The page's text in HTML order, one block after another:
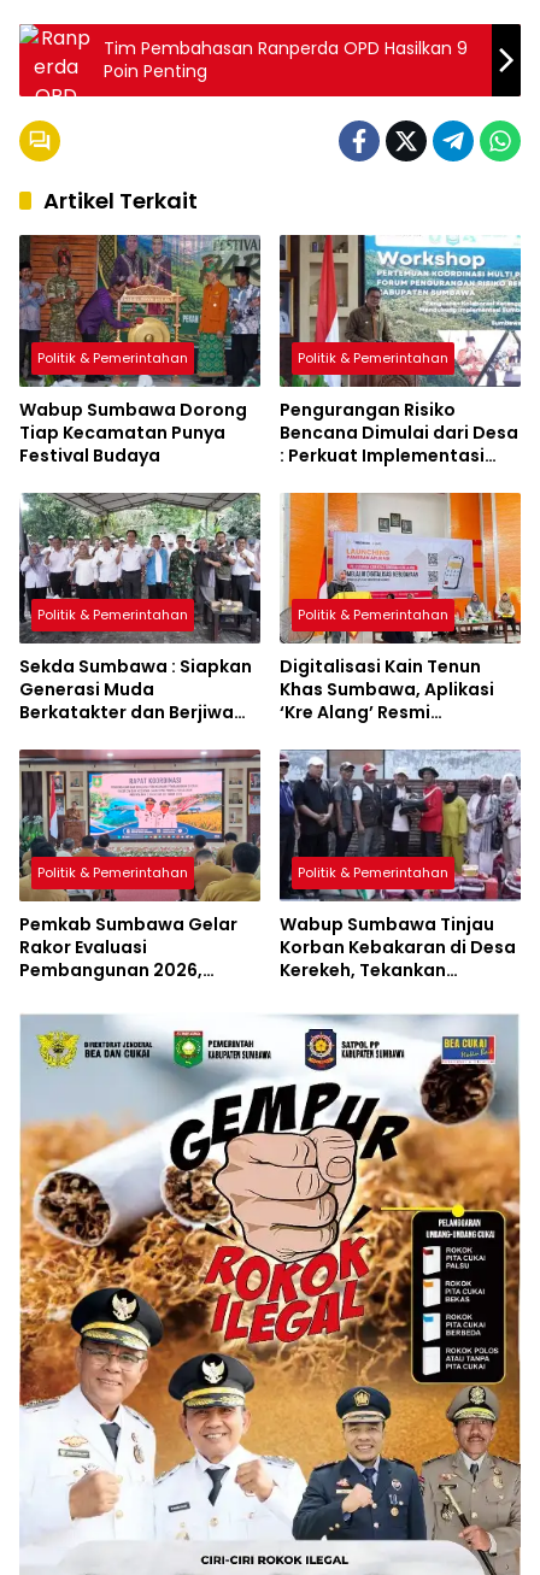
Tim Pembahasan Ranperda OPD Hasilkan 9
Poin Penting
Artikel Terkait
Politik & Pemerintahan
Wabup Sumbawa Dorong
Tiap Kecamatan Punya
Festival Budaya
Politik & Pemerintahan
Pengurangan Risiko
Bencana Dimulai dari Desa
: Perkuat Implementasi
Politik & Pemerintahan
Sekda Sumbawa : Siapkan
Generasi Muda
Berkatakter dan Berjiwa
Politik & Pemerintahan
Digitalisasi Kain Tenun
Khas Sumbawa, Aplikasi
‘Kre Alang’ Resmi
Politik & Pemerintahan
Pemkab Sumbawa Gelar
Rakor Evaluasi
Pembangunan 2026,
Perubahan Resmi
Diluncurkan
Politik & Pemerintahan
Wabup Sumbawa Tinjau
Korban Kebakaran di Desa
Kerekeh, Tekankan